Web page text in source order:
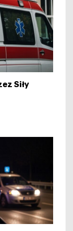
Siły